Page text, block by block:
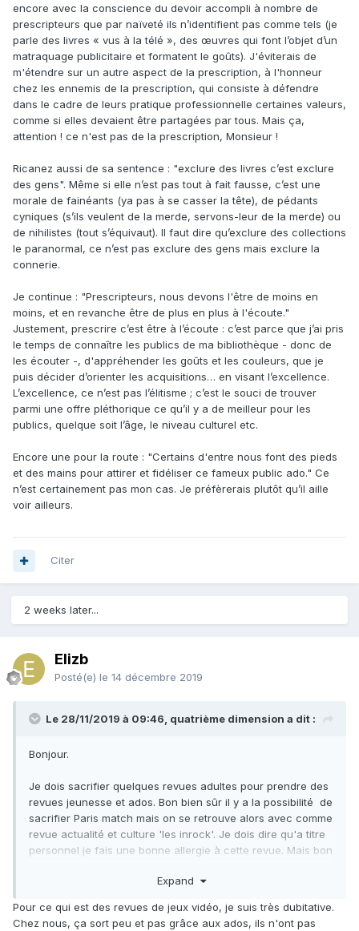
encore avec la conscience du devoir accompli à nombre de
prescripteurs que par naïveté ils n’identifient pas comme tels (je
parle des livres « vus à la télé », des œuvres qui font l’objet d’un
matraquage publicitaire et formatent le goûts). J'éviterais de
m'étendre sur un autre aspect de la prescription, à l'honneur
chez les ennemis de la prescription, qui consiste à défendre
dans le cadre de leurs pratique professionnelle certaines valeurs,
comme si elles devaient être partagées par tous. Mais ça,
attention ! ce n'est pas de la prescription, Monsieur !
Ricanez aussi de sa sentence : "exclure des livres c’est exclure
des gens". Même si elle n’est pas tout à fait fausse, c’est une
morale de fainéants (ya pas à se casser la tête), de pédants
cyniques (s’ils veulent de la merde, servons-leur de la merde) ou
de nihilistes (tout s’équivaut). Il faut dire qu’exclure des collections
le paranormal, ce n’est pas exclure des gens mais exclure la
connerie.
Je continue : "Prescripteurs, nous devons l'être de moins en
moins, et en revanche être de plus en plus à l'écoute."
Justement, prescrire c’est être à l’écoute : c’est parce que j’ai pris
le temps de connaître les publics de ma bibliothèque - donc de
les écouter -, d'appréhender les goûts et les couleurs, que je
puis décider d’orienter les acquisitions… en visant l’excellence.
L’excellence, ce n’est pas l’élitisme ; c’est le souci de trouver
parmi une offre pléthorique ce qu’il y a de meilleur pour les
publics, quelque soit l’âge, le niveau culturel etc.
Encore une pour la route : "Certains d'entre nous font des pieds
et des mains pour attirer et fidéliser ce fameux public ado." Ce
n’est certainement pas mon cas. Je préfèrerais plutôt qu’il aille
voir ailleurs.
Citer
2 weeks later...
Elizb
Posté(e) le 14 décembre 2019
Le 28/11/2019 à 09:46, quatrième dimension a dit :
Bonjour.
Je dois sacrifier quelques revues adultes pour prendre des
revues jeunesse et ados. Bon bien sûr il y a la possibilité de
sacrifier Paris match mais on se retrouve alors avec comme
revue actualité et culture 'les inrock'. Je dois dire qu'a titre
personnel je fais une bonne allergie à cette revue. Mais bon
d'adhérents ce qui donne de bonnes statistique. J'ai vu
comme grand public ?.
Expand
Pour ce qui est des revues de jeux vidéo, je suis très dubitative.
Chez nous, ça sort peu et pas grâce aux ados, ils n'ont pas